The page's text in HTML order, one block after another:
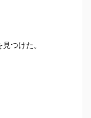
つけた。